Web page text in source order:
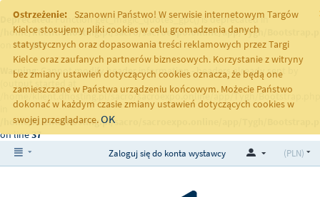
Deprecated: Function get_magic_quotes_gpc() is deprecated in
/home/klient.dhosting.pl/sacro/sacroexpo.online/app/Tygh/
on line251
Warning: Cannot modify header information - headers already sent by
(output started at
/home/klient.dhosting.pl/sacro/sacroexpo.online/app/Tygh/
/home/klient.dhosting.pl/sacro/sacroexpo.online/app/Tygh/
on line37
Ostrzeżenie:
Szanowni Państwo! W serwisie internetowym Targów
Kielce stosujemy pliki cookies w celu gromadzenia danych
statystycznych oraz dopasowania treści reklamowych przez Targi
Kielce oraz zaufanych partnerów biznesowych. Korzystanie z witryny
bez zmiany ustawień dotyczących cookies oznacza, że będą one
zamieszczane w Państwa urządzeniu końcowym. Możecie Państwo
dokonać w każdym czasie zmiany ustawień dotyczących cookies w
swojej przeglądarce.OK
(PLN)
Zaloguj się do konta wystawcy